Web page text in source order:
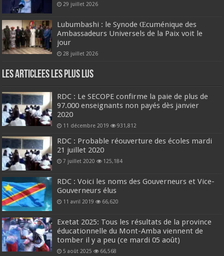
29 juillet 2026
Lubumbashi : le Synode Œcuménique des
Ambassadeurs Universels de la Paix voit le
jour
28 juillet 2026
Les Articlees les plus Lus
RDC : Le SECOPE confirme la paie de plus de
97.000 enseignants non payés dès janvier
2020
11 décembre 2019 931,812
RDC : Probable réouverture des écoles mardi
21 juillet 2020
7 juillet 2020 125,184
RDC : Voici les noms des Gouverneurs et Vice-
Gouverneurs élus
11 avril 2019 66,620
Exetat 2025: Tous les résultats de la province
éducationnelle du Mont-Amba viennent de
tomber il y a peu (ce mardi 05 août)
5 août 2025 66,568